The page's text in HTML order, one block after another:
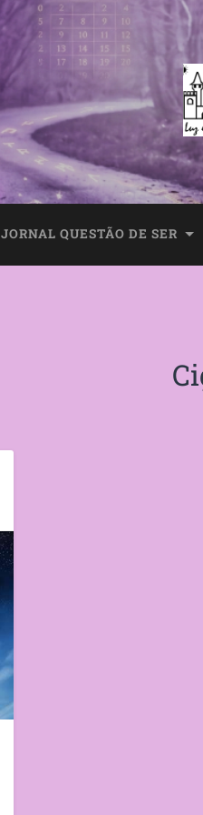
JORNAL QUESTÃO DE SER